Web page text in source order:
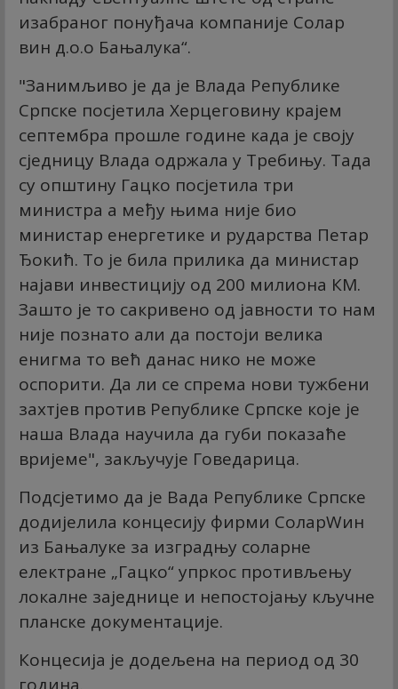
изабраног понуђача компаније Солар
вин д.о.о Бањалука“.
"Занимљиво је да је Влада Републике
Српске посјетила Херцеговину крајем
септембра прошле године када је своју
сједницу Влада одржала у Требињу. Тада
су општину Гацко посјетила три
министра а међу њима није био
министар енергетике и рударства Петар
Ђокић. То је била прилика да министар
најави инвестицију од 200 милиона КМ.
Зашто је то сакривено од јавности то нам
није познато али да постоји велика
енигма то већ данас нико не може
оспорити. Да ли се спрема нови тужбени
захтјев против Републике Српске које је
наша Влада научила да губи показаће
вријеме", закључује Говедарица.
Подсјетимо да је Вада Републике Српске
додијелила концесију фирми СоларWин
из Бањалуке за изградњу соларне
електране „Гацко“ упркос противљењу
локалне заједнице и непостојању кључне
планске документације.
Концесија је додељена на период од 30
година.